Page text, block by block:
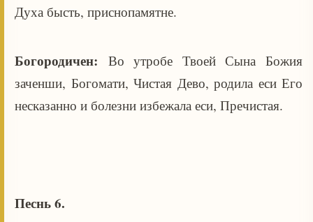
Духа бысть, приснопамятне.
Богородичен: Во утробе Твоей Сына Божия
заченши, Богомати, Чистая Дево, родила еси Его
несказанно и болезни избежала еси, Пречистая.
Песнь 6.